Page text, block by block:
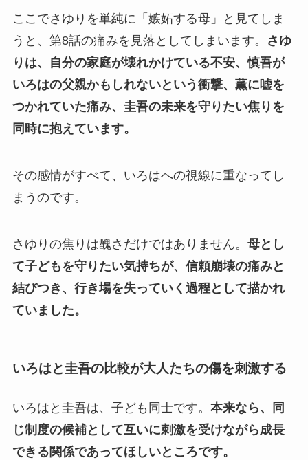
ここでさゆりを単純に「嫉妬する母」と見てしま
うと、第8話の痛みを見落としてしまいます。
さゆ
りは、自分の家庭が壊れかけている不安、慎吾が
いろはの父親かもしれないという衝撃、薫に嘘を
つかれていた痛み、圭吾の未来を守りたい焦りを
同時に抱えています。
その感情がすべて、いろはへの視線に重なってし
まうのです。
さゆりの焦りは醜さだけではありません。 母とし
て子どもを守りたい気持ちが、信頼崩壊の痛みと
結びつき、行き場を失っていく過程として描かれ
ていました。
いろはと圭吾の比較が大人たちの傷を刺激する
いろはと圭吾は、子ども同士です。 本来なら、同
じ制度の候補として互いに刺激を受けながら成長
できる関係であってほしいところです。